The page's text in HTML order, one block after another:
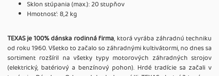
Sklon stúpania (max.): 20 stupňov
Hmotnosť: 8,2 kg
TEXAS je 100% dánska rodinná firma, ktorá vyrába záhradnú techniku
od roku 1960. Všetko to začalo so záhradnými kultivátormi, no dnes sa
sortiment rozšíril na všetky typy motorových záhradných strojov
(elektrický, batériový a benzínový pohon). Hrdé tradície sa začali v